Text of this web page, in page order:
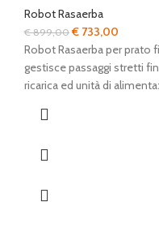
Robot Rasaerba
€899,00Il
prezzo
originale
era:
€ 733,00
prezzo
attuale
è:
Robot Rasaerba per prato
gestisce passaggi stretti
ricarica ed unità di